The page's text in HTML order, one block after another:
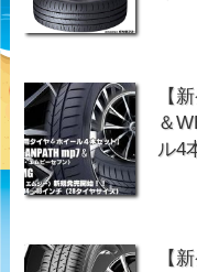
【
＆
ル4
【